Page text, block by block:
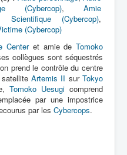
(電脳 警
= Police
Cybercop
(Cybercop),Amie
Scientifique (Cybercop),
(Cybercop)
Centeret amie de Tomoko
collègues sont séquestrés
prend le contrôle du centre
satelliteArtemis II surTokyo
Tomoko Uesugicomprend
par une impostrice
par les Cybercops.